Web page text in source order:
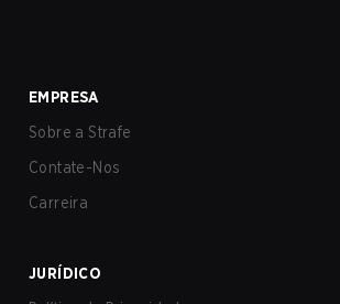
EMPRESA
Sobre a Strafe
Contate-Nos
Carreira
JURÍDICO